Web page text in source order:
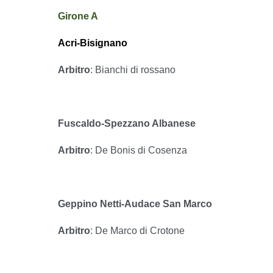
Girone A
Acri-Bisignano
Arbitro: Bianchi di rossano
Fuscaldo-Spezzano Albanese
Arbitro: De Bonis di Cosenza
Geppino Netti-Audace San Marco
Arbitro: De Marco di Crotone